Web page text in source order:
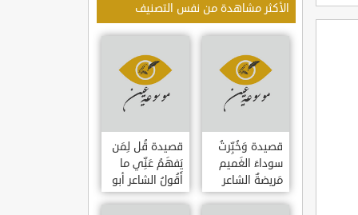
الأكثر مشاهدة من نفس التصنيف
قصيدة وَخُبِّرتُ
سوداءَ الغَميم
مَريضةٌ الشاعر
العوام بن عقبة
قصيدة قُل لِمَن
يَفهَمُ عَنِّي ما
أَقُولُ الشاعر أبو
حامد الغزالي